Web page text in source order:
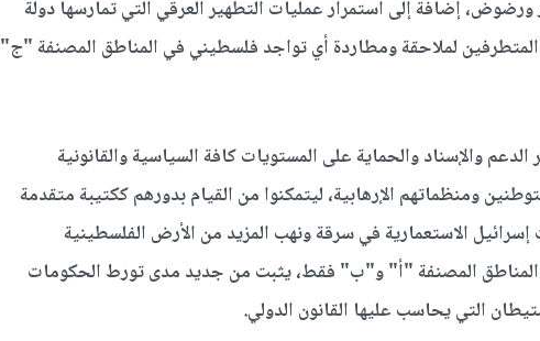
إضافة إلى استمرار عمليات التطهير العرقي التي تمارسها دولة
المتطرفين لملاحقة ومطاردة أي تواجد فلسطيني في المناطق المصنفة "ج"
والإسناد والحماية على المستويات كافة السياسية والقانونية
ومنظماتهم الإرهابية، ليتمكنوا من القيام بدورهم ككتيبة متقدمة
الاستعمارية في سرقة ونهب المزيد من الأرض الفلسطينية
المصنفة "أ" و"ب" فقط، يثبت من جديد مدى تورط الحكومات
التي يحاسب عليها القانون الدولي.